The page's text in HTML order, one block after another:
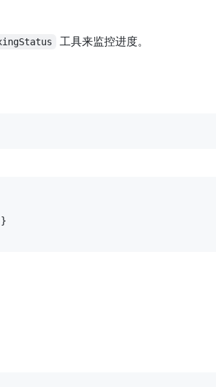
工具来监控进度。